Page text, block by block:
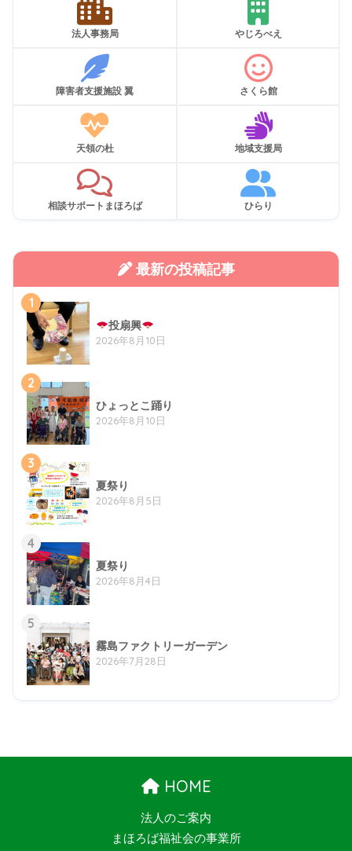
法人事務局 やじろべえ
障害者支援施設 翼 さくら館
天領の杜 地域支援局
相談サポートまほろば ひらり
最新の投稿記事
1
投扇興
2026年8月10日
2
ひょっとこ踊り
2026年8月10日
3
夏祭り
2026年8月5日
4
夏祭り
2026年8月4日
5
霧島ファクトリーガーデン
2026年7月28日
HOME
法人のご案内
まほろば福祉会の事業所